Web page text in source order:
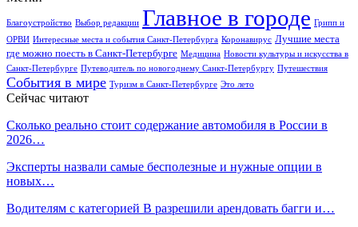
Благоустройство Выбор редакции Главное в городе Грипп и
ОРВИ Интересные места и события Санкт-Петербурга Коронавирус Лучшие места
где можно поесть в Санкт-Петербурге Медицина Новости культуры и искусства в
Санкт-Петербурге Путеводитель по новогоднему Санкт-Петербургу Путешествия
События в мире Туризм в Санкт-Петербурге Это лето
Сейчас читают
Сколько реально стоит содержание автомобиля в России в
2026…
Эксперты назвали самые бесполезные и нужные опции в
новых…
Водителям с категорией B разрешили арендовать багги и…